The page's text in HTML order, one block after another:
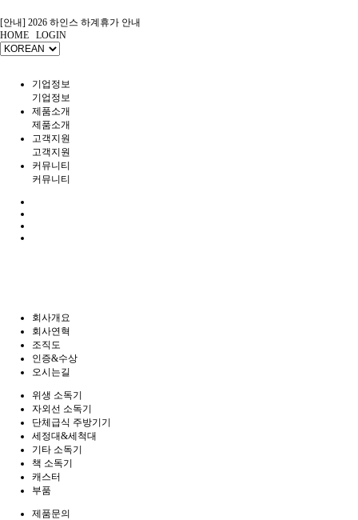
[안내] 2026 하인스 하계휴가 안내
[안내] 2026년 7월 제헌절 배차 안내
[안내] 2026년 5월 연휴 배송 안내
[출고] ◆ 제품 출고 안내 ◆
[Eng] Homepage - Hains Co., Ltd.
[보듬서비스] AS 현장 직접 방문으로 책임을 다하는 고객 감동 서비스
[㈜하인스] 홈페이지 리뉴얼 안내
[안내] 2026 하인스 하계휴가 안내
HOME LOGIN
기업정보
기업정보
제품소개
제품소개
고객지원
고객지원
커뮤니티
커뮤니티
회사개요
회사연혁
조직도
인증&수상
오시는길
위생 소독기
자외선 소독기
단체급식 주방기기
세정대&세척대
기타 소독기
책 소독기
캐스터
부품
제품문의